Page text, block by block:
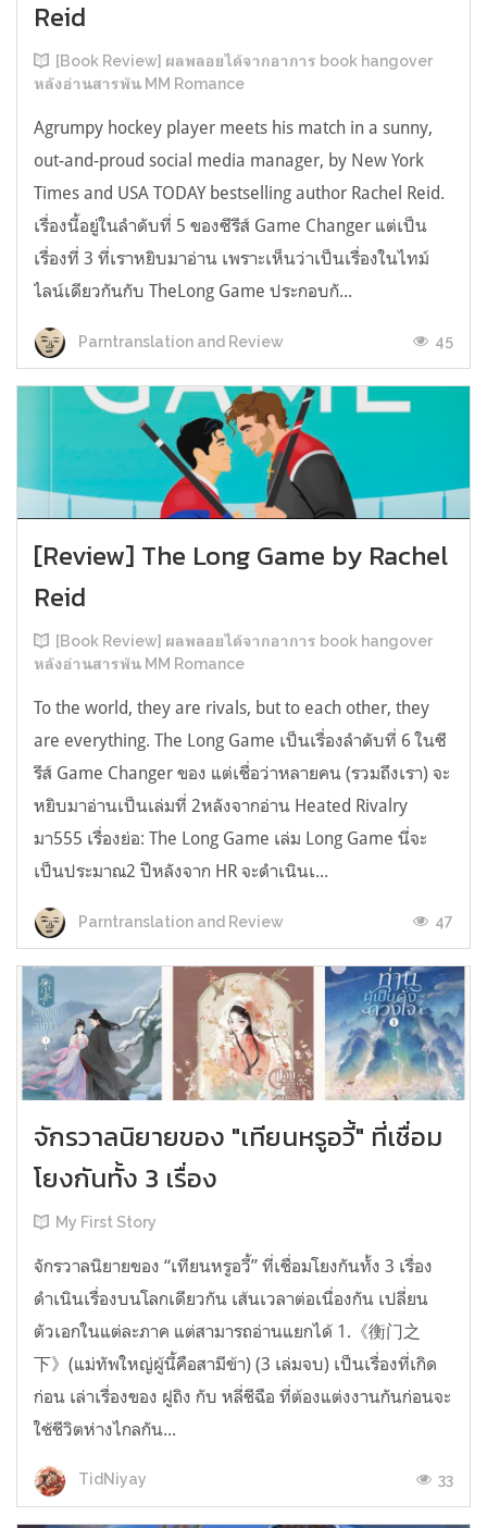
Reid
[Book Review] ผลพลอยได้จากอาการ book hangover
หลังอ่านสารพัน MM Romance
Agrumpy hockey player meets his match in a sunny,
out-and-proud social media manager, by New York
Times and USA TODAY bestselling author Rachel Reid.
เรื่องนี้อยู่ในลำดับที่ 5 ของซีรีส์ Game Changer แต่เป็น
เรื่องที่ 3 ที่เราหยิบมาอ่าน เพราะเห็นว่าเป็นเรื่องในไทม์
ไลน์เดียวกันกับ TheLong Game ประกอบกั...
Parntranslation and Review 45
[Review] The Long Game by Rachel
Reid
[Book Review] ผลพลอยได้จากอาการ book hangover
หลังอ่านสารพัน MM Romance
To the world, they are rivals, but to each other, they
are everything. The Long Game เป็นเรื่องลำดับที่ 6 ในซี
รีส์ Game Changer ของ แต่เชื่อว่าหลายคน (รวมถึงเรา) จะ
หยิบมาอ่านเป็นเล่มที่ 2หลังจากอ่าน Heated Rivalry
มา555 เรื่องย่อ: The Long Game เล่ม Long Game นี่จะ
เป็นประมาณ2 ปีหลังจาก HR จะดำเนินเ...
Parntranslation and Review 47
จักรวาลนิยายของ "เทียนหรูอวี้" ที่เชื่อม
โยงกันทั้ง 3 เรื่อง
My First Story
จักรวาลนิยายของ “เทียนหรูอวี้” ที่เชื่อมโยงกันทั้ง 3 เรื่อง
ดำเนินเรื่องบนโลกเดียวกัน เส้นเวลาต่อเนื่องกัน เปลี่ยน
ตัวเอกในแต่ละภาค แต่สามารถอ่านแยกได้ 1.《衡门之
下》(แม่ทัพใหญ่ผู้นี้คือสามีข้า) (3 เล่มจบ) เป็นเรื่องที่เกิด
ก่อน เล่าเรื่องของ ฝูถิง กับ หลี่ชีฉือ ที่ต้องแต่งงานกันก่อนจะ
ใช้ชีวิตห่างไกลกัน...
TidNiyay 33